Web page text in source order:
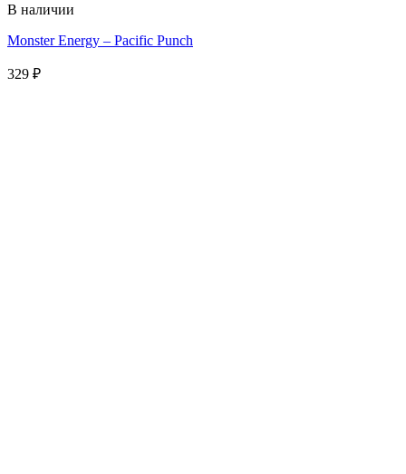
В наличии
Monster Energy – Pacific Punch
329 ₽